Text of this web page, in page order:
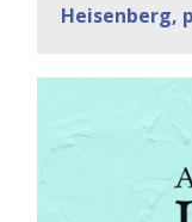
Heisenberg,